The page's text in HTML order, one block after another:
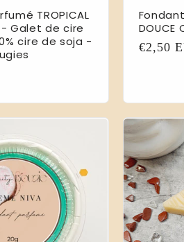
TROPICAL
- Galet de cire
cire de soja -
DOUCE
Prix
€2,50